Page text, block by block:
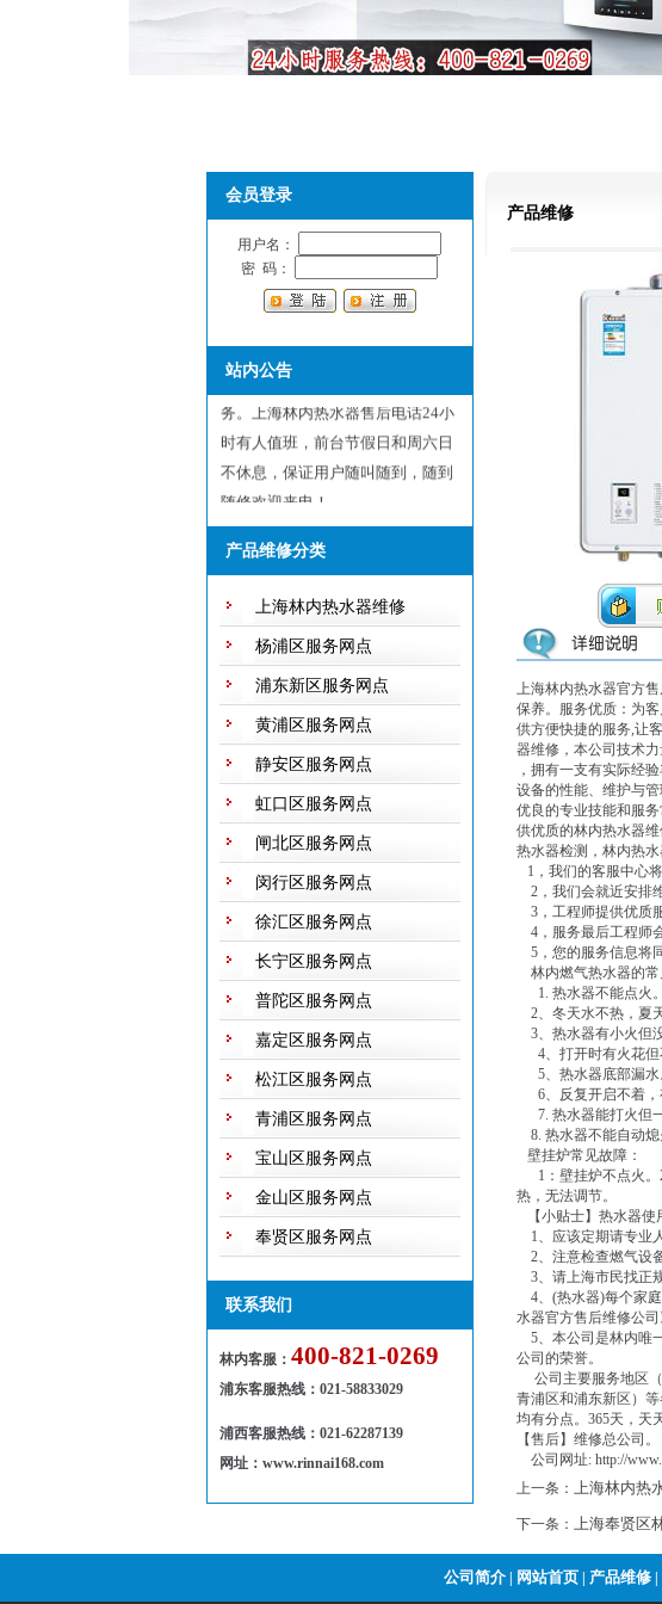
会员登录
用户名：
密 码：
站内公告
上海林内热水器售后维修服务中
心，是林内热水器指定维修服务网
点：以优惠的价格提供最优质的服
务。上海林内热水器售后电话24小
时有人值班，前台节假日和周六日
不休息，保证用户随叫随到，随到
随修欢迎来电！
产品维修分类
上海林内热水器维修
杨浦区服务网点
浦东新区服务网点
黄浦区服务网点
静安区服务网点
虹口区服务网点
闸北区服务网点
闵行区服务网点
徐汇区服务网点
长宁区服务网点
普陀区服务网点
嘉定区服务网点
松江区服务网点
青浦区服务网点
宝山区服务网点
金山区服务网点
奉贤区服务网点
联系我们
林内客服： 400-821-0269
浦东客服热线： 021-58833029
浦西客服热线：021-62287139
网址：www.rinnai168.com
产品维修
上海林内热水器官方
保养。服务优质：为客
供方便快捷的服务,让
器维修，本公司技术
，拥有一支有实际经
设备的性能、维护与
优良的专业技能和服
供优质的林内热水器
热水器检测，林内热水
1，我们的客服中心
2，我们会就近安排
3，工程师提供优质
4，服务最后工程师
5，您的服务信息将
林内燃气热水器的常
1. 热水器不能点火。
2、冬天水不热，夏
3、热水器有小火但
4、打开时有火花但
5、热水器底部漏水
6、反复开启不着，
7. 热水器能打火但一
8. 热水器不能自动熄
壁挂炉常见故障：
1：壁挂炉不点火。2
热，无法调节。
【小贴士】热水器使
1、应该定期请专业
2、注意检查燃气设
3、请上海市民找正
4、(热水器)每个家
水器官方售后维修公司
5、本公司是林内唯
公司的荣誉。
公司主要服务地区（
青浦区和浦东新区）等
均有分点。365天，天
【售后】维修总公司。
公司网址: http://
上一条： 上海林内热
下一条： 上海奉贤区
公司简介| 网站首页 产品维修|